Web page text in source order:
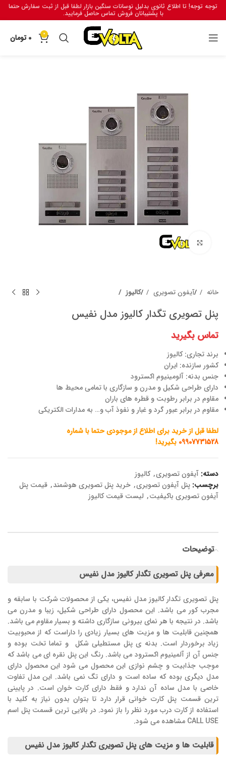
توجه توجه! تا اطلاع ثانوی بدلیل نوسانات سنگین بازار لطفا قبل از ثبت سفارش حتما
با پشتیبانان فروش تماس حاصل فرمایید.
0
0 تومان
برای بزرگنمایی کلیک کنید
خانه آیفون تصویری کالیوز
پنل تصویری تگدار کالیوز مدل نفیس
تماس بگیرید
برند تجاری: کالیوز
کشور سازنده: ایران
جنس بدنه: آلومینیوم اکسترود
دارای طراحی شکیل و مدرن و سازگاری با تمامی محیط ها
مقاوم در برابر رطوبت و قطره های باران
مقاوم در برابر عبور گرد و غبار و نفوذ آب و… به مدارات الکتریکی
لطفا قبل از خرید برای اطلاع از موجودی حتما با شماره
09907731528 بگیرید!
دسته: آیفون تصویری, کالیوز
برچسب: پنل آیفون تصویری, خرید پنل تصویری هوشمند, قیمت پنل
آیفون تصویری باکیفیت, لیست قیمت کالیوز
توضیحات
معرفی پنل تصویری تگدار کالیوز مدل نفیس
پنل تصویری تگدار کالیوز مدل نفیس، یکی از محصولات شرکت با سابقه و
مجرب کور می باشد. این محصول دارای طراحی شکیل، زیبا و مدرن می
باشد. در نتیجه با هر نمای بیرونی سازگاری داشته و بسیار مقاوم می باشد.
همچنین قابلیت ها و مزیت های بسیار زیادی را داراست که از محبوبیت
زیاد برخوردار است. بدنه ی پنل مستطیلی شکل و تماما تخت بوده و
جنس آن از آلمینیوم اکسترود می باشد. رنگ این پنل نقره ای می باشد که
موجب جذابیت و چشم نوازی این محصول می شود این محصول دارای
مدل دیگری بوده که ساده است و دارای تگ نمی باشد. این مدل تفاوت
خاصی با مدل ساده آن ندارد و فقط دارای کارت خوان است. در پایینی
ترین قسمت پنل کارت خوانی قرار دارد تا بتوان بدون نیاز به کلید با
استفاده از کارت درب مورد نظر را باز نمود. در بالایی ترین قسمت پنل اسم
CALL USE مشاهده می شود.
قابلیت ها و مزیت های پنل تصویری تگدار کالیوز مدل نفیس